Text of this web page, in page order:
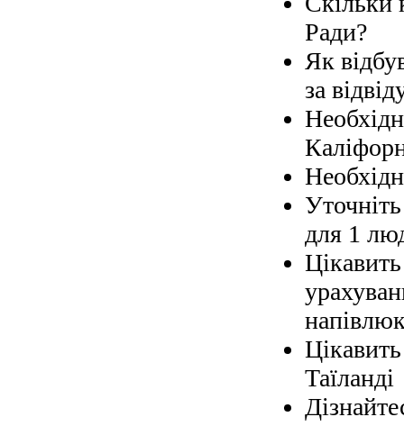
Ради?
Як
за
для 1
Таїланді